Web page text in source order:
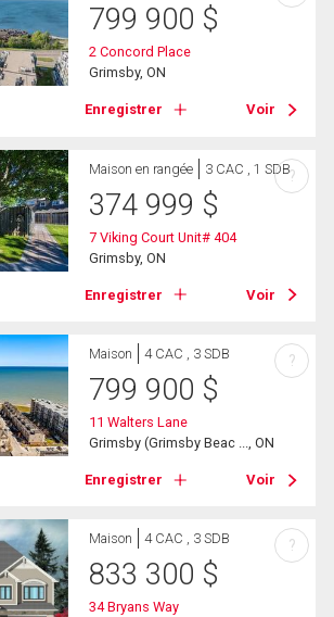
799 900 $
2 Concord Place
Grimsby, ON
Enregistrer Voir
Maison en rangée 3 CAC , 1 SDB
374 999 $
7 Viking Court Unit# 404
Grimsby, ON
Enregistrer Voir
?
Maison 4 CAC , 3 SDB
799 900 $
11 Walters Lane
Grimsby (Grimsby Beac ..., ON
Enregistrer Voir
?
Maison 4 CAC , 3 SDB
833 300 $
34 Bryans Way
?